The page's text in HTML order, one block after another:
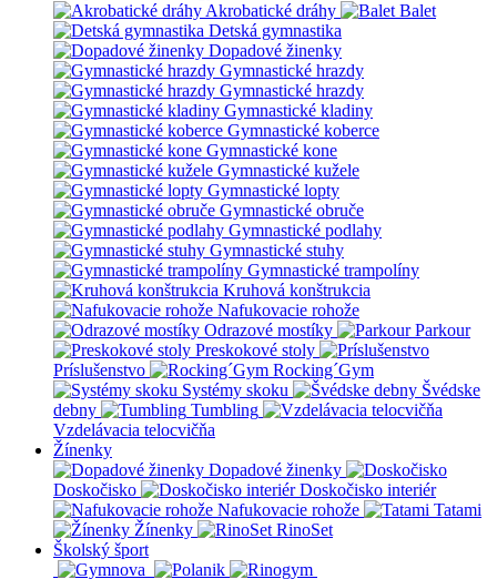
Akrobatické dráhy
Balet
Detská gymnastika
Dopadové žinenky
Gymnastické hrazdy
Gymnastické hrazdy
Gymnastické kladiny
Gymnastické koberce
Gymnastické kone
Gymnastické kužele
Gymnastické lopty
Gymnastické obruče
Gymnastické podlahy
Gymnastické stuhy
Gymnastické trampolíny
Kruhová konštrukcia
Nafukovacie rohože
Odrazové mostíky
Parkour
Preskokové stoly
Príslušenstvo
Rocking´Gym
Systémy skoku
Švédske
debny
Tumbling
Vzdelávacia telocvičňa
Žínenky
Dopadové žinenky
Doskočisko
Doskočisko interiér
Nafukovacie rohože
Tatami
Žínenky
RinoSet
Školský šport